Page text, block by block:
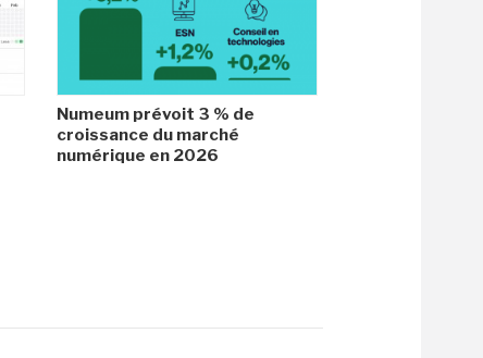
Numeum prévoit 3 % de
croissance du marché
numérique en 2026